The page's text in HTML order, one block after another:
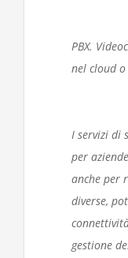
PBX.
nel cloud
I servizi di
per
anche per
diverse,
gestione